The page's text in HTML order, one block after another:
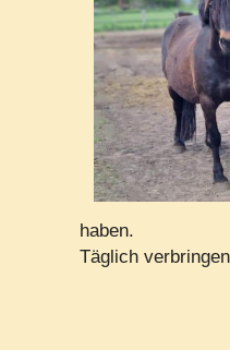
haben.
Täglich